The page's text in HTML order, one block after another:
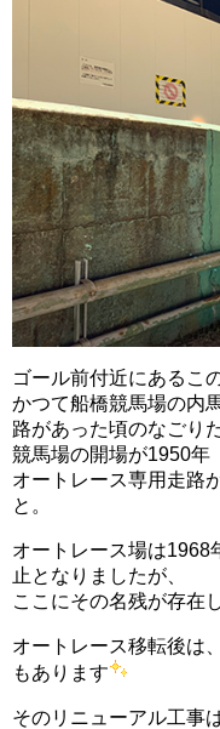
ゴール前付近にあるこ
かつて船橋競馬場の内
路があった頃のなごり
競馬場の開場が1950年
オートレース専用走路
と。
オートレース場は1968
止となりましたが、
ここにその名残が存在
オートレース移転後は
もあります
そのリニューアル工事